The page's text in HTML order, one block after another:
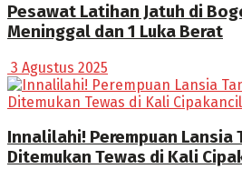
Pesawat Latihan Jatuh di
Meninggal dan 1 Luka Berat
3 Agustus 2025
Innalilahi! Perempuan Lansia
Ditemukan Tewas di Kali